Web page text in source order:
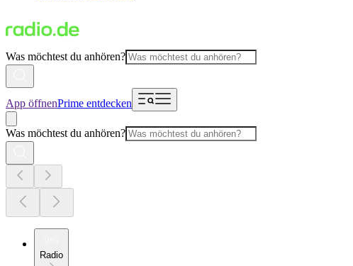
Was möchtest du anhören?
App öffnenPrime entdecken
Was möchtest du anhören?
Radio